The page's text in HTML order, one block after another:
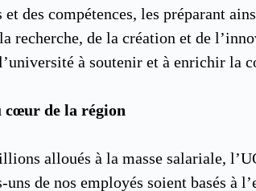
des compétences, les préparant
de la création et de
à soutenir et à enrichir la
cœur de la région
alloués à la masse salariale,
de nos employés soient basés à